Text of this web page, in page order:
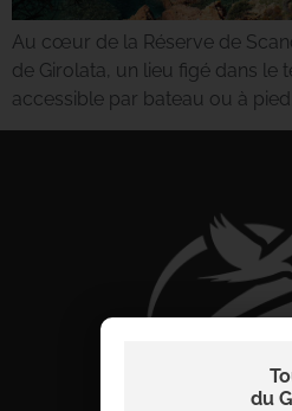
Au cœur de la Réserve de
de Girolata, un lieu figé dans le
accessible par bateau ou à
du